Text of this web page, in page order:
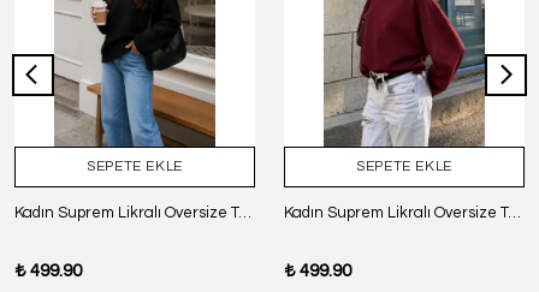
SEPETE EKLE
Kadın Suprem Likralı Oversize T-Shirt - SİYAH
₺ 499.90
SEPETE EKLE
Kadın Suprem Likralı Oversize T-Shirt - BORDO
₺ 499.90